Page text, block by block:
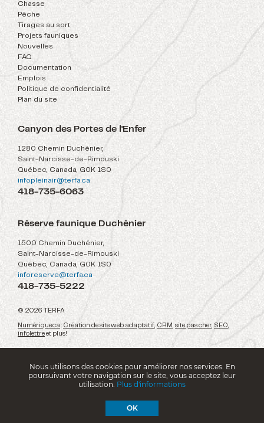
Nouvelles
FAQ
Chasse
Documentation
Pêche
Emplois
Tirages au sort
Politique de confidentialité
Projets fauniques
Plan du site
Canyon des Portes de l'Enfer
1280 Chemin Duchénier,
Saint-Narcisse-de-Rimouski
Québec, Canada, G0K 1S0
infopleinair@terfa.ca
418-735-6063
Réserve faunique Duchénier
1500 Chemin Duchénier,
Saint-Narcisse-de-Rimouski
Québec, Canada, G0K 1S0
inforeserve@terfa.ca
418-735-5222
© 2026 TERFA
Numérique.ca : Création de site web adaptatif, CRM, site pas cher, SEO,
infolettre et plus!
Nous utilisons des cookies pour améliorer nos services. En
poursuivant votre navigation sur le site, vous acceptez leur
utilisation. Plus d'informations
OK